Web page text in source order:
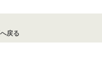
戻る